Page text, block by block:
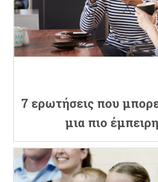
7 ερωτήσεις που
μια πιο